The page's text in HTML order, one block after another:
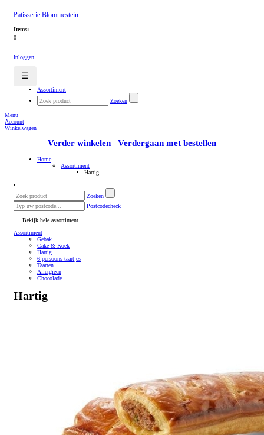
Patisserie Blommestein
Items:
0
Inloggen
☰
Assortiment
Zoeken
Menu
Account
Winkelwagen
Verder winkelen Verdergaan met bestellen
Home
Assortiment
Hartig
Zoeken
Postcodecheck
Bekijk hele assortiment
Assortiment
Gebak
Cake & Koek
Hartig
6-persoons taartjes
Taarten
Allergieen
Chocolade
Hartig